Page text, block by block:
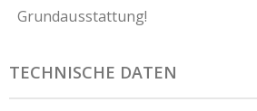
Grundausstattung!
TECHNISCHE DATEN